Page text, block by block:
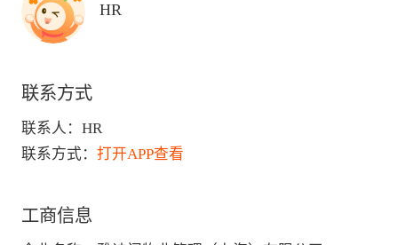
HR
联系方式
联系人： HR
联系方式： 打开APP查看
工商信息